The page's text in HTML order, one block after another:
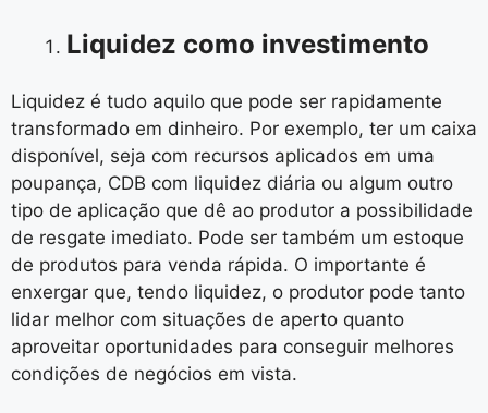
Liquidez como investimento
Liquidez é tudo aquilo que pode ser rapidamente
transformado em dinheiro. Por exemplo, ter um caixa
disponível, seja com recursos aplicados em uma
poupança, CDB com liquidez diária ou algum outro
tipo de aplicação que dê ao produtor a possibilidade
de resgate imediato. Pode ser também um estoque
de produtos para venda rápida. O importante é
enxergar que, tendo liquidez, o produtor pode tanto
lidar melhor com situações de aperto quanto
aproveitar oportunidades para conseguir melhores
condições de negócios em vista.